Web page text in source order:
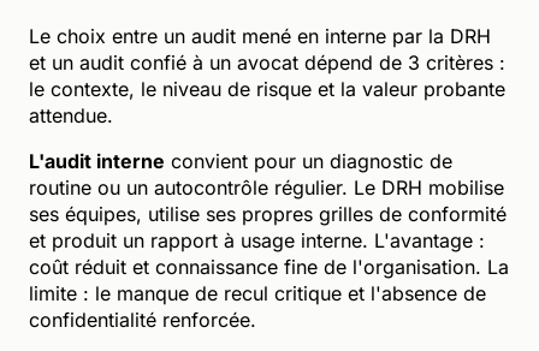
Le choix entre un audit mené en interne par la DRH
et un audit confié à un avocat dépend de 3 critères :
le contexte, le niveau de risque et la valeur probante
attendue.
L'audit interne convient pour un diagnostic de
routine ou un autocontrôle régulier. Le DRH mobilise
ses équipes, utilise ses propres grilles de conformité
et produit un rapport à usage interne. L'avantage :
coût réduit et connaissance fine de l'organisation. La
limite : le manque de recul critique et l'absence de
confidentialité renforcée.